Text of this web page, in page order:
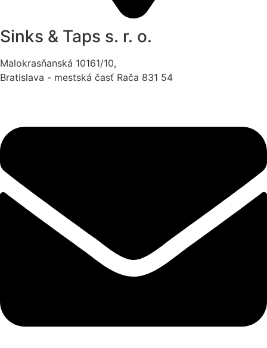
Sinks & Taps s. r. o.
Malokrasňanská 10161/10,
Bratislava - mestská časť Rača 831 54